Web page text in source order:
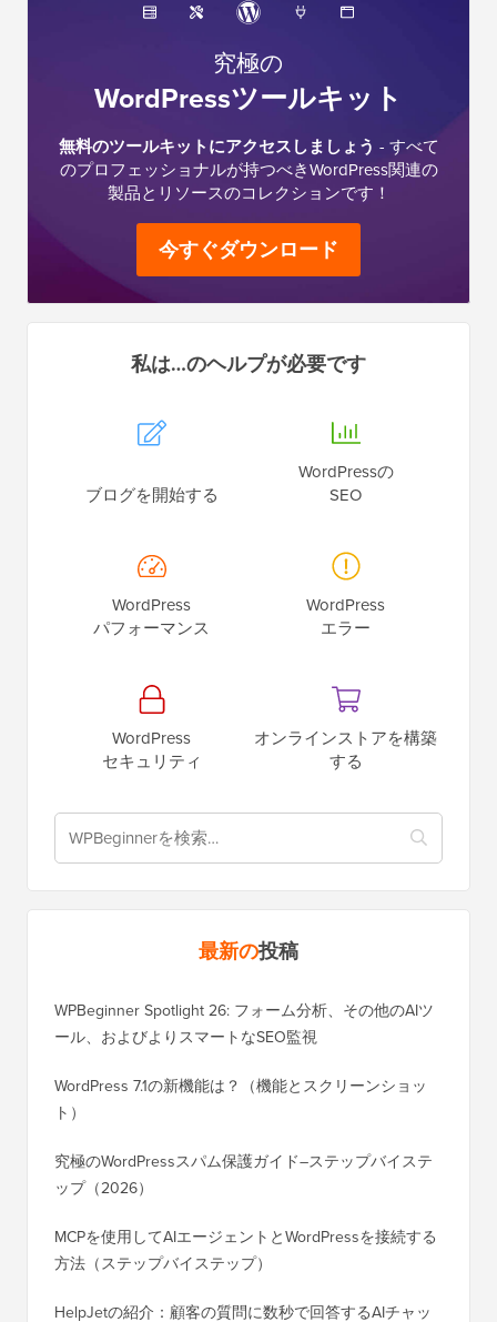
究極の
WordPressツールキット
無料のツールキットにアクセスしましょう - すべて
のプロフェッショナルが持つべきWordPress関連の
製品とリソースのコレクションです！
今すぐダウンロード
私は…のヘルプが必要です
ブログを開始する
WordPressの
SEO
WordPress
パフォーマンス
WordPress
エラー
WordPress
セキュリティ
オンラインストアを構築
する
最新の投稿
WPBeginner Spotlight 26: フォーム分析、その他のAIツ
ール、およびよりスマートなSEO監視
WordPress 7.1の新機能は？（機能とスクリーンショッ
ト）
究極のWordPressスパム保護ガイド–ステップバイステ
ップ（2026）
MCPを使用してAIエージェントとWordPressを接続する
方法（ステップバイステップ）
HelpJetの紹介：顧客の質問に数秒で回答するAIチャッ